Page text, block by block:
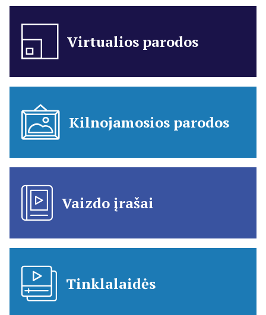
Virtualios parodos
Kilnojamosios parodos
Vaizdo įrašai
Tinklalaidės